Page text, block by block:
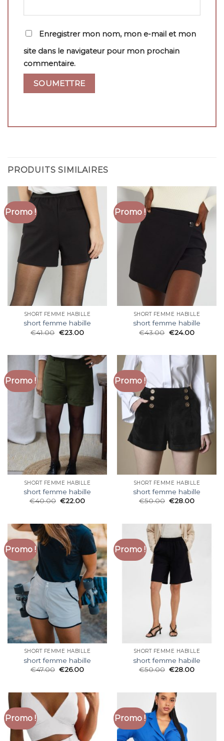
Enregistrer mon nom, mon e-mail et mon
site dans le navigateur pour mon prochain
commentaire.
PRODUITS SIMILAIRES
Promo !
SHORT FEMME HABILLE
short femme habille
€41.00 €23.00
Promo !
SHORT FEMME HABILLE
short femme habille
€43.00 €24.00
Promo !
SHORT FEMME HABILLE
short femme habille
€40.00 €22.00
Promo !
SHORT FEMME HABILLE
short femme habille
€50.00 €28.00
Promo !
SHORT FEMME HABILLE
short femme habille
€47.00 €26.00
Promo !
SHORT FEMME HABILLE
short femme habille
€50.00 €28.00
Promo ! Promo !